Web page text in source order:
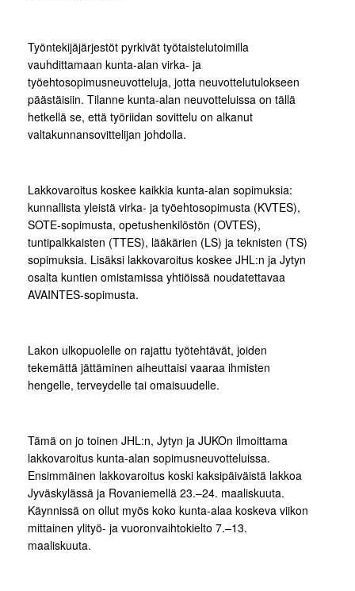
Työntekijäjärjestöt pyrkivät työtaistelutoimilla
vauhdittamaan kunta-alan virka- ja
työehtosopimusneuvotteluja, jotta neuvottelutulokseen
päästäisiin. Tilanne kunta-alan neuvotteluissa on tällä
hetkellä se, että työriidan sovittelu on alkanut
valtakunnansovittelijan johdolla.
Lakkovaroitus koskee kaikkia kunta-alan sopimuksia:
kunnallista yleistä virka- ja työehtosopimusta (KVTES),
SOTE-sopimusta, opetushenkilöstön (OVTES),
tuntipalkkaisten (TTES), lääkärien (LS) ja teknisten (TS)
sopimuksia. Lisäksi lakkovaroitus koskee JHL:n ja Jytyn
osalta kuntien omistamissa yhtiöissä noudatettavaa
AVAINTES-sopimusta.
Lakon ulkopuolelle on rajattu työtehtävät, joiden
tekemättä jättäminen aiheuttaisi vaaraa ihmisten
hengelle, terveydelle tai omaisuudelle.
Tämä on jo toinen JHL:n, Jytyn ja JUKOn ilmoittama
lakkovaroitus kunta-alan sopimusneuvotteluissa.
Ensimmäinen lakkovaroitus koski kaksipäiväistä lakkoa
Jyväskylässä ja Rovaniemellä 23.–24. maaliskuuta.
Käynnissä on ollut myös koko kunta-alaa koskeva viikon
mittainen ylityö- ja vuoronvaihtokielto 7.–13.
maaliskuuta.